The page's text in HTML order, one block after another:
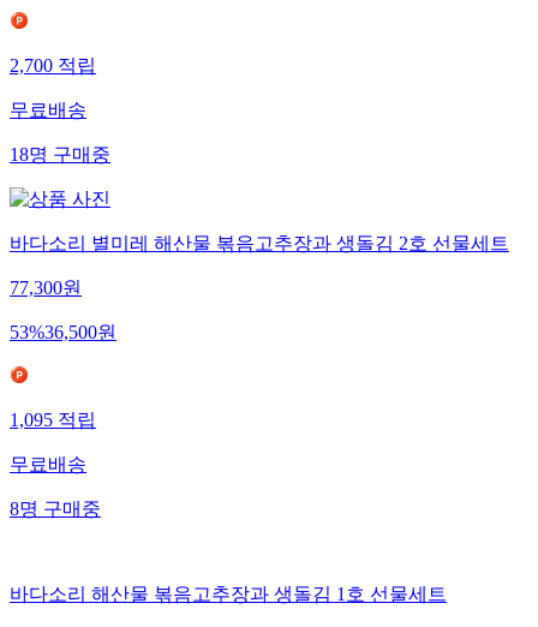
2,700적립
무료배송
18명구매중
바다소리 별미레 해산물 볶음고추장과 생돌김 2호 선물세트
77,300원
53%36,500원
1,095적립
무료배송
8명구매중
바다소리 해산물 볶음고추장과 생돌김 1호 선물세트